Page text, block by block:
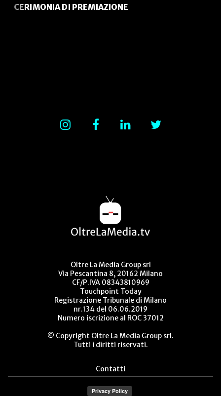
CERIMONIA DI PREMIAZIONE
Oltre La Media Group srl
Via Pescantina 8, 20162 Milano
CF/P.IVA 08343810969
Touchpoint Today
Registrazione Tribunale di Milano
nr.134 del 06.06.2019
Numero iscrizione al ROC 37012
© Copyright Oltre La Media Group srl.
Tutti i diritti riservati.
Contatti